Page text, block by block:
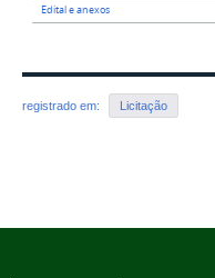
Edital e anexos
registrado em: Licitação